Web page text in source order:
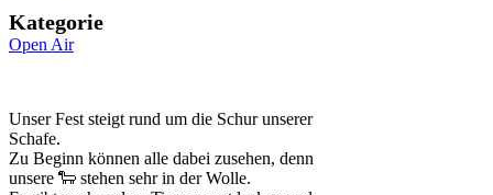
Kategorie
Open Air
Unser Fest steigt rund um die Schur unserer
Schafe.
Zu Beginn können alle dabei zusehen, denn
unsere 🐑 stehen sehr in der Wolle.